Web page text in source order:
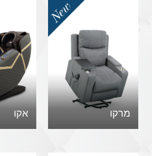
מרקו אקו